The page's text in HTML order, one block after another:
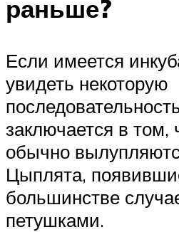
раньше?
Если имеется
увидеть некоторую
заключается в том,
обычно
Цыплята,
большинстве
петушками.